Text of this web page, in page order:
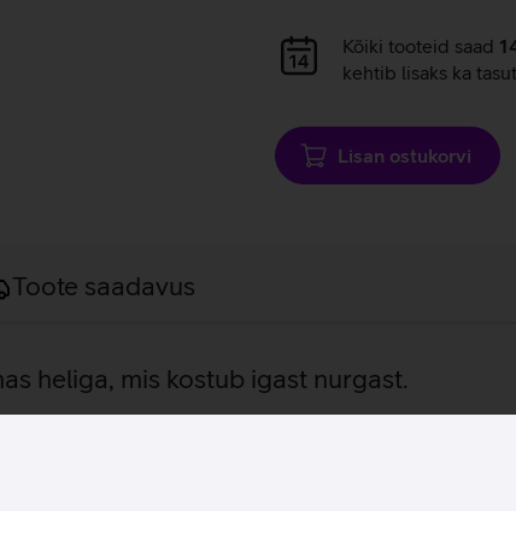
Andmete
laadimine
Kõiki tooteid saad
kehtib lisaks ka
Lisan ostukorvi
Toote saadavus
heliga, mis kostub igast nurgast.
kõlar, mis täidab suuremad ruumid selge ja
mis täidab ruumi sügava bassi, selge ja
asuvad analoogjuhtnupud võimaldavad täpselt
teeb Kilburn III kõlarist usaldusväärse kaaslase
ka välitingimustes.